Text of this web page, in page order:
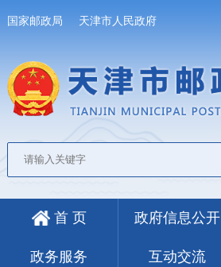
国家邮政局 天津市人民政府
首 页 政府信息公开
政务服务 互动交流